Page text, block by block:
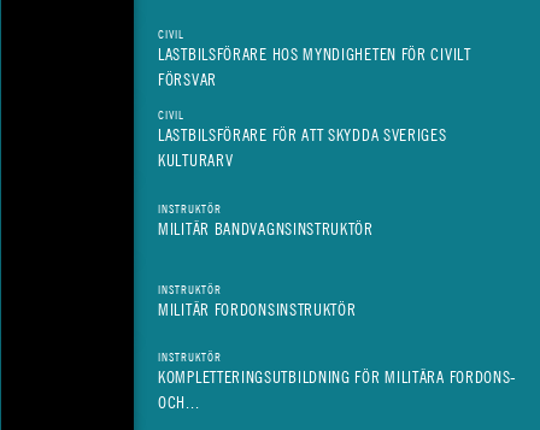
CIVIL
LASTBILSFÖRARE HOS MYNDIGHETEN FÖR CIVILT
FÖRSVAR
CIVIL
LASTBILSFÖRARE FÖR ATT SKYDDA SVERIGES
KULTURARV
INSTRUKTÖR
MILITÄR BANDVAGNSINSTRUKTÖR
INSTRUKTÖR
MILITÄR FORDONSINSTRUKTÖR
INSTRUKTÖR
KOMPLETTERINGSUTBILDNING FÖR MILITÄRA FORDONS-
OCH...